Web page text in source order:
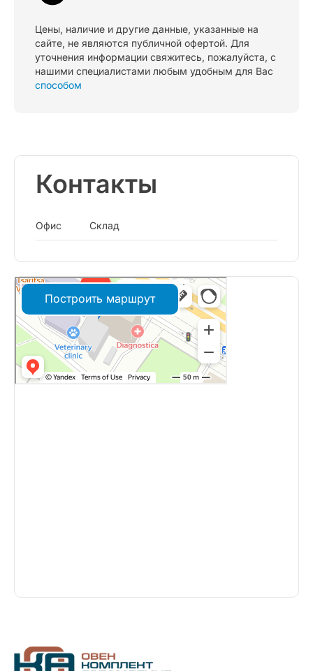
Цены, наличие и другие данные, указанные на
сайте, не являются публичной офертой. Для
уточнения информации свяжитесь, пожалуйста, с
нашими специалистами любым удобным для Вас
способом
Контакты
Офис Склад
Построить маршрут